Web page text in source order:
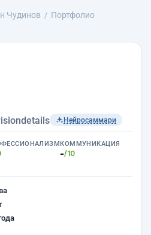
Чудинов
Портфолио
Нейросаммари
КОММУНИКАЦИЯ
-/10